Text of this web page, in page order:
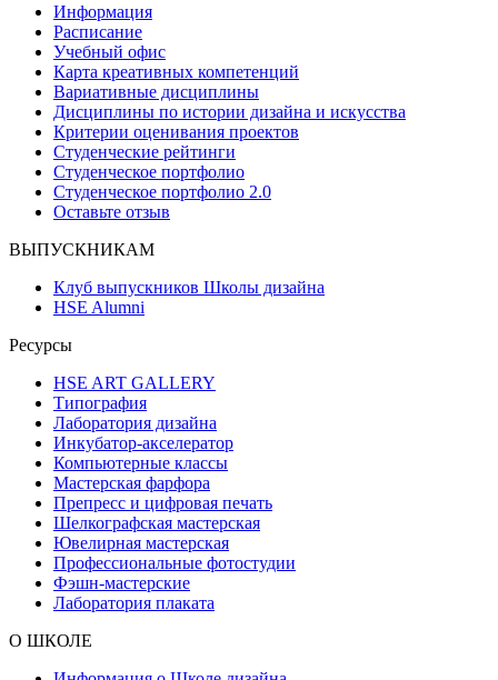
Информация
Расписание
Учебный офис
Карта креативных компетенций
Вариативные дисциплины
Дисциплины по истории дизайна и искусства
Критерии оценивания проектов
Студенческие рейтинги
Студенческое портфолио
Студенческое портфолио 2.0
Оставьте отзыв
ВЫПУСКНИКАМ
Клуб выпускников Школы дизайна
HSE Alumni
Ресурсы
HSE ART GALLERY
Типография
Лаборатория дизайна
Инкубатор-акселератор
Компьютерные классы
Мастерская фарфора
Препресс и цифровая печать
Шелкографская мастерская
Ювелирная мастерская
Профессиональные фотостудии
Фэшн-мастерские
Лаборатория плаката
О ШКОЛЕ